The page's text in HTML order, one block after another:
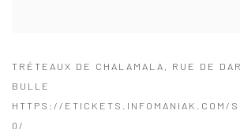
TRÉTEAUX DE CHALAMALA, RUE DE
BULLE
HTTPS://ETICKETS.INFOMANIAK.COM/
Q/